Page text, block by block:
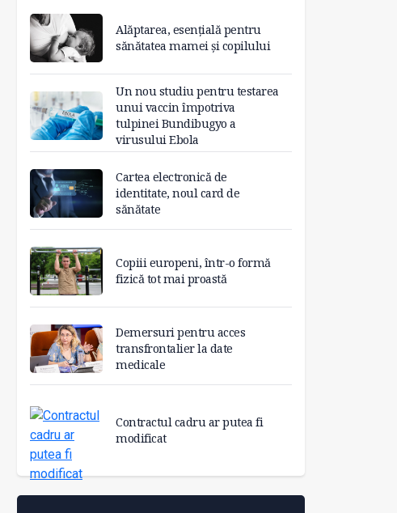
Alăptarea, esențială pentru
sănătatea mamei și copilului
Un nou studiu pentru testarea
unui vaccin împotriva
tulpinei Bundibugyo a
virusului Ebola
Cartea electronică de
identitate, noul card de
sănătate
Copiii europeni, într-o formă
fizică tot mai proastă
Demersuri pentru acces
transfrontalier la date
medicale
Contractul cadru ar putea fi
modificat